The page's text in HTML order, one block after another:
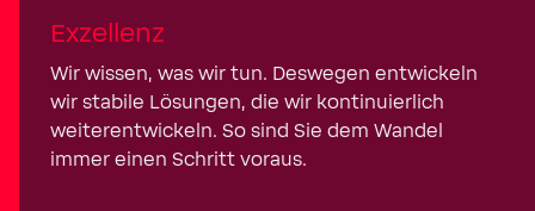
Exzellenz
Wir wissen, was wir tun. Deswegen entwickeln
wir stabile Lösungen, die wir kontinuierlich
weiterentwickeln. So sind Sie dem Wandel
immer einen Schritt voraus.